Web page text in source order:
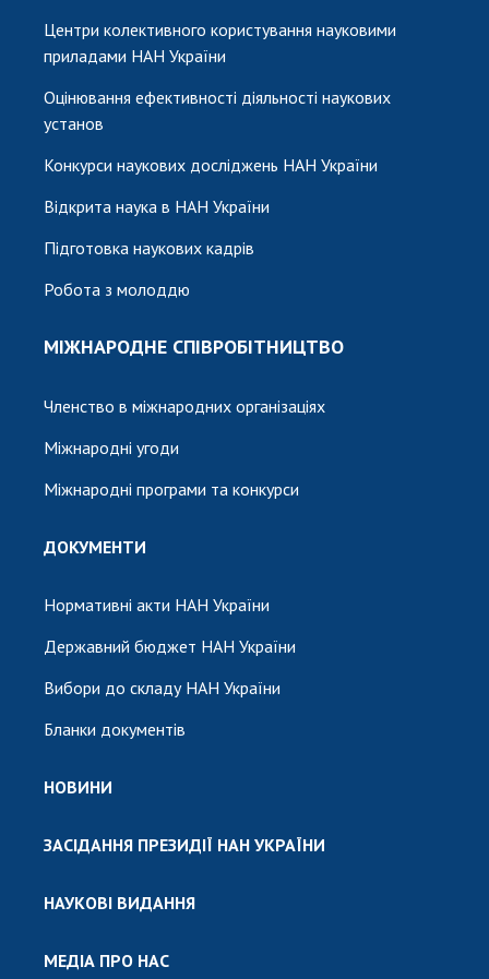
Центри колективного користування науковими
приладами НАН України
Оцінювання ефективності діяльності наукових
установ
Конкурси наукових досліджень НАН України
Відкрита наука в НАН України
Підготовка наукових кадрів
Робота з молоддю
МІЖНАРОДНЕ СПІВРОБІТНИЦТВО
Членство в міжнародних організаціях
Міжнародні угоди
Міжнародні програми та конкурси
ДОКУМЕНТИ
Нормативні акти НАН України
Державний бюджет НАН України
Вибори до складу НАН України
Бланки документів
НОВИНИ
ЗАСІДАННЯ ПРЕЗИДІЇ НАН УКРАЇНИ
НАУКОВІ ВИДАННЯ
МЕДІА ПРО НАС